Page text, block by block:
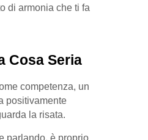
di armonia che ti fa
Cosa Seria
competenza, un
positivamente
la risata.